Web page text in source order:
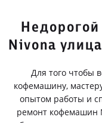
Nivona
Для того чтобы
кофемашину,
опытом работы и
ремонт кофемашин